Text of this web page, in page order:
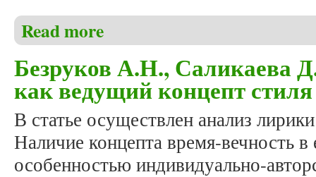
Read more
Безруков А.Н., Саликаева
как ведущий концепт
В статье осуществлен анализ
Наличие концепта время-вечность в
особенностью индивидуально-